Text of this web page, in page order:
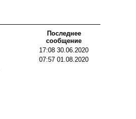
Последнее
сообщение
17:08 30.06.2020
07:57 01.08.2020